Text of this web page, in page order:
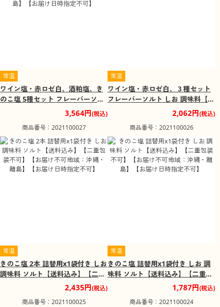
常温
ワイン塩・赤ロゼ白、酒粕塩、き
のこ塩 5種セット フレーバーソル
ト しお 調味料【送料込み】【二重
包装不可】【お届け不可地域：沖
縄・離島】【お届け日時指定不
可】
3,564円(税込)
商品番号：2021100027
常温
ワイン塩・赤ロゼ白、３種セット
フレーバーソルト しお 調味料【送
料込み】【二重包装不可】【お届
2,062円(税込)
商品番号：2021100026
常温
きのこ塩 2本 詰替用x1袋付き しお
調味料 ソルト【送料込み】【二重
包装不可】【お届け不可地域：沖
縄・離島】【お届け日時指定不
2,435円(税込)
商品番号：2021100025
常温
きのこ塩 詰替用x1袋付き しお 調
味料 ソルト【送料込み】【二重包
装不可】【お届け不可地域：沖
縄・離島】【お届け日時指定不
1,787円(税込)
商品番号：2021100024